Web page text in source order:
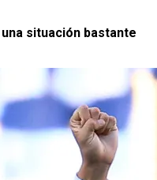
situación bastante